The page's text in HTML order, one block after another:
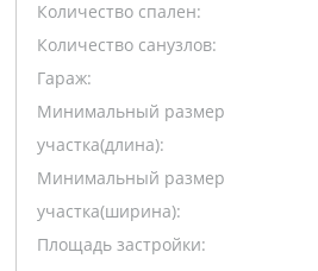
Количество спален:
Количество санузлов:
Гараж:
Минимальный размер
участка(длина):
Минимальный размер
участка(ширина):
Площадь застройки: